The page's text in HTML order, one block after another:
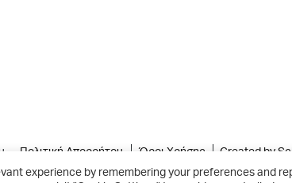
Πολιτική Απορρήτου Όροι Χρήσης
Created by
experience by remembering your preferences and